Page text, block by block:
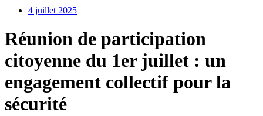
4 juillet 2025
Réunion de participation
citoyenne du 1er juillet : un
engagement collectif pour la
sécurité